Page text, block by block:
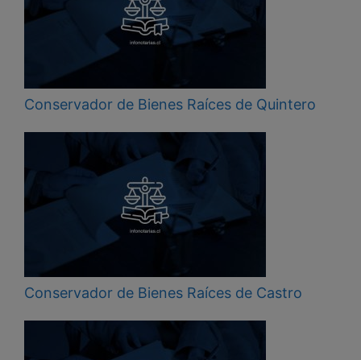
Conservador de Bienes Raíces de Quintero
Conservador de Bienes Raíces de Castro